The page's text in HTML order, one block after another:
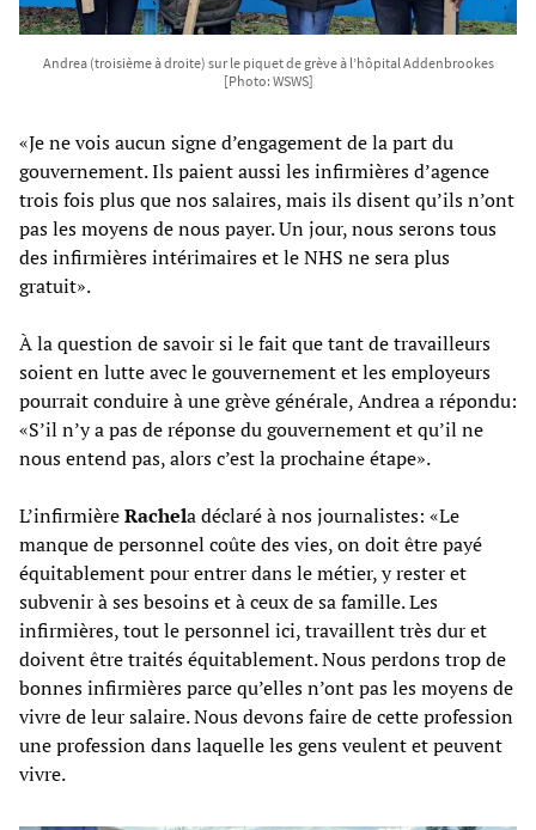
Andrea (troisième à droite) sur le piquet de grève à l’hôpital Addenbrookes
[Photo: WSWS]
«Je ne vois aucun signe d’engagement de la part du
gouvernement. Ils paient aussi les infirmières d’agence
trois fois plus que nos salaires, mais ils disent qu’ils n’ont
pas les moyens de nous payer. Un jour, nous serons tous
des infirmières intérimaires et le NHS ne sera plus
gratuit».
À la question de savoir si le fait que tant de travailleurs
soient en lutte avec le gouvernement et les employeurs
pourrait conduire à une grève générale, Andrea a répondu:
«S’il n’y a pas de réponse du gouvernement et qu’il ne
nous entend pas, alors c’est la prochaine étape».
L’infirmièreRachela déclaré à nos journalistes: «Le
manque de personnel coûte des vies, on doit être payé
équitablement pour entrer dans le métier, y rester et
subvenir à ses besoins et à ceux de sa famille. Les
infirmières, tout le personnel ici, travaillent très dur et
doivent être traités équitablement. Nous perdons trop de
bonnes infirmières parce qu’elles n’ont pas les moyens de
vivre de leur salaire. Nous devons faire de cette profession
une profession dans laquelle les gens veulent et peuvent
vivre.